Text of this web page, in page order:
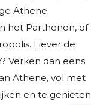
Athene
het Parthenon, of
Liever de
Verken dan eens
Athene, vol met
en te genieten